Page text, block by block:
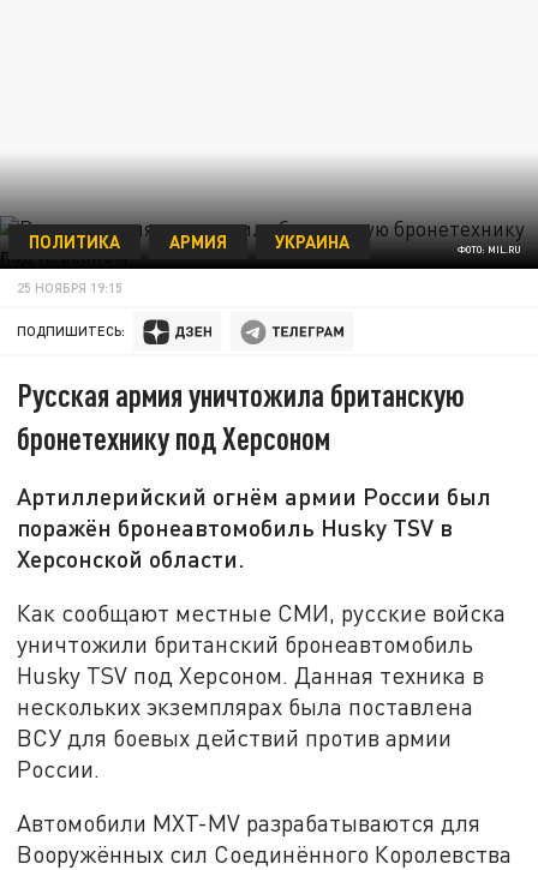
ФОТО: MIL.RU
ПОЛИТИКА АРМИЯ УКРАИНА
25 НОЯБРЯ 19:15
ПОДПИШИТЕСЬ:
Русская армия уничтожила британскую
бронетехнику под Херсоном
Артиллерийский огнём армии России был
поражён бронеавтомобиль Husky TSV в
Херсонской области.
Как сообщают местные СМИ, русские войска
уничтожили британский бронеавтомобиль
Husky TSV под Херсоном. Данная техника в
нескольких экземплярах была поставлена
ВСУ для боевых действий против армии
России.
Автомобили MXT-MV разрабатываются для
Вооружённых сил Соединённого Королевства